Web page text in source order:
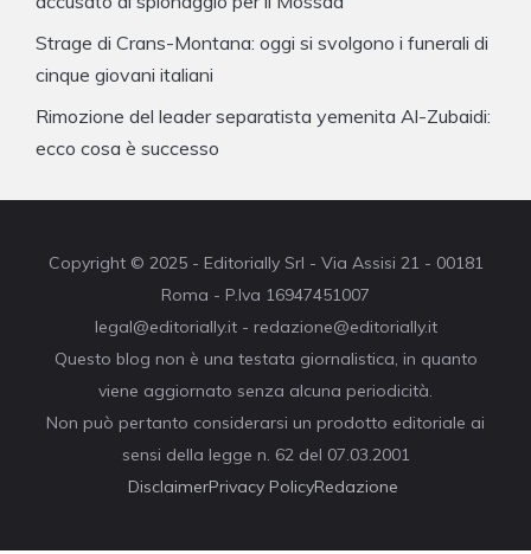
Strage di Crans-Montana: oggi si svolgono i funerali di
cinque giovani italiani
Rimozione del leader separatista yemenita Al-Zubaidi:
ecco cosa è successo
Copyright © 2025 - Editorially Srl - Via Assisi 21 - 00181
Roma - P.Iva 16947451007
legal@editorially.it - redazione@editorially.it
Questo blog non è una testata giornalistica, in quanto
viene aggiornato senza alcuna periodicità.
Non può pertanto considerarsi un prodotto editoriale ai
sensi della legge n. 62 del 07.03.2001
DisclaimerPrivacy PolicyRedazione